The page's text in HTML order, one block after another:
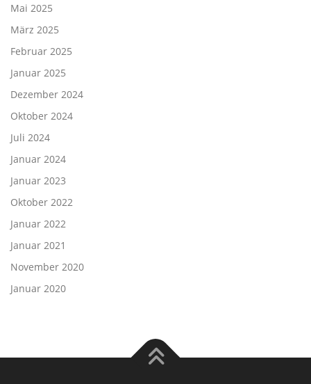
Mai 2025
März 2025
Februar 2025
Januar 2025
Dezember 2024
Oktober 2024
Juli 2024
Januar 2024
Januar 2023
Oktober 2022
Januar 2022
Januar 2021
November 2020
Januar 2020